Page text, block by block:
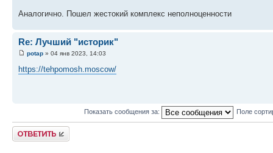
Аналогично. Пошел жестокий комплекс неполноценности
Re: Лучший "историк"
potap » 04 янв 2023, 14:03
https://tehpomosh.moscow/
Показать сообщения за: Поле
Ответить